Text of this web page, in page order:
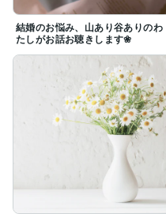
結婚のお悩み、山あり谷ありのわ
たしがお話お聴きします❀